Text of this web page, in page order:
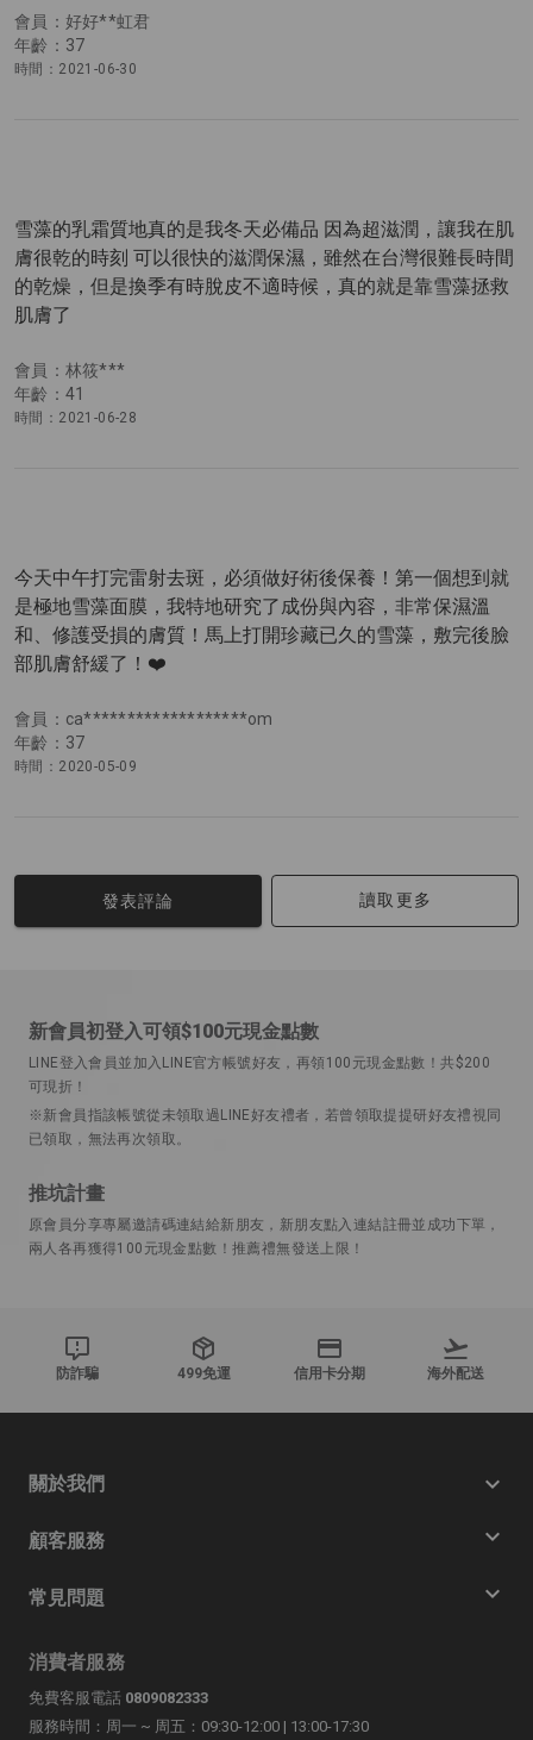
會員：好好**虹君
年齡：37
時間：2021-06-30
會員：林筱***
年齡：41
時間：2021-06-28
雪藻的乳霜質地真的是我冬天必備品 因為超滋潤，讓我在肌
膚很乾的時刻 可以很快的滋潤保濕，雖然在台灣很難長時間
的乾燥，但是換季有時脫皮不適時候，真的就是靠雪藻拯救
肌膚了
會員：ca*******************om
年齡：37
時間：2020-05-09
今天中午打完雷射去斑，必須做好術後保養！第一個想到就
是極地雪藻面膜，我特地研究了成份與內容，非常保濕溫
和、修護受損的膚質！馬上打開珍藏已久的雪藻，敷完後臉
部肌膚舒緩了！❤️
發表評論 讀取更多
新會員初登入可領$100元現金點數
LINE登入會員並加入LINE官方帳號好友，再領100元現金點數！共$200
可現折！
※新會員指該帳號從未領取過LINE好友禮者，若曾領取提提研好友禮視同
已領取，無法再次領取。
推坑計畫
原會員分享專屬邀請碼連結給新朋友，新朋友點入連結註冊並成功下單，
兩人各再獲得100元現金點數！推薦禮無發送上限！
防詐騙 499免運 信用卡分期 海外配送
關於我們
顧客服務
常見問題
消費者服務
免費客服電話 0809082333
服務時間：周一 ~ 周五：09:30-12:00 | 13:00-17:30